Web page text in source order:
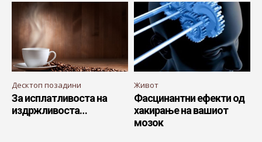
Десктоп позадини
За исплатливоста на
издржливоста…
Живот
Фасцинантни ефекти од
хакирање на вашиот
мозок